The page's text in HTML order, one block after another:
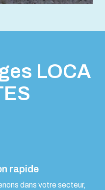
LOCA
rapide
dans votre secteur,